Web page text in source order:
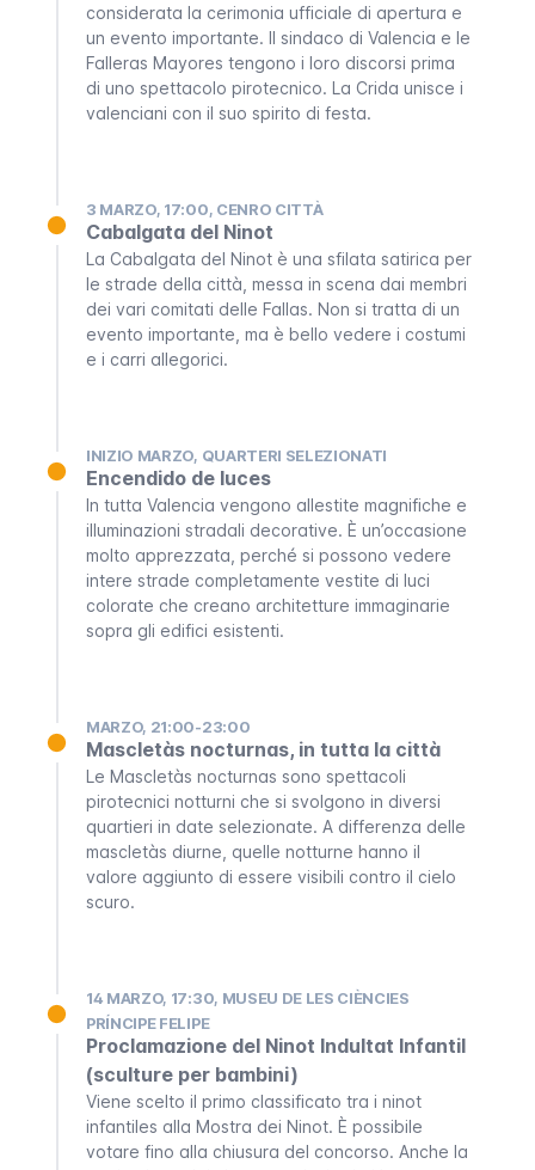
considerata la cerimonia ufficiale di apertura e
un evento importante. Il sindaco di Valencia e le
Falleras Mayores tengono i loro discorsi prima
di uno spettacolo pirotecnico. La Crida unisce i
valenciani con il suo spirito di festa.
3 MARZO, 17:00, CENRO CITTÀ
Cabalgata del Ninot
La Cabalgata del Ninot è una sfilata satirica per
le strade della città, messa in scena dai membri
dei vari comitati delle Fallas. Non si tratta di un
evento importante, ma è bello vedere i costumi
e i carri allegorici.
INIZIO MARZO, QUARTERI SELEZIONATI
Encendido de luces
In tutta Valencia vengono allestite magnifiche e
illuminazioni stradali decorative. È un’occasione
molto apprezzata, perché si possono vedere
intere strade completamente vestite di luci
colorate che creano architetture immaginarie
sopra gli edifici esistenti.
MARZO, 21:00-23:00
Mascletàs nocturnas, in tutta la città
Le Mascletàs nocturnas sono spettacoli
pirotecnici notturni che si svolgono in diversi
quartieri in date selezionate. A differenza delle
mascletàs diurne, quelle notturne hanno il
valore aggiunto di essere visibili contro il cielo
scuro.
14 MARZO, 17:30, MUSEU DE LES CIÈNCIES
PRÍNCIPE FELIPE
Proclamazione del Ninot Indultat Infantil
(sculture per bambini)
Viene scelto il primo classificato tra i ninot
infantiles alla Mostra dei Ninot. È possibile
votare fino alla chiusura del concorso. Anche la